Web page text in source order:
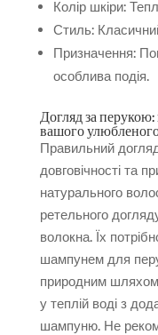
Колір шкіри:
Стиль:
Призначення:
особлива подія.
Догляд за
вашого
Правильний
довговічності та
натурального
ретельного
волокна. Їх
шампунем для
природним
у теплій воді з
шампуню. Не